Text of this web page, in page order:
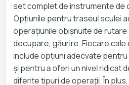
set complet de instrumente de
Opțiunile pentru traseul sculei
operațiunile obișnuite de rutare
decupare, găurire. Fiecare
include opțiuni adecvate
și pentru a oferi un nivel ridicat
diferite tipuri de operații. În